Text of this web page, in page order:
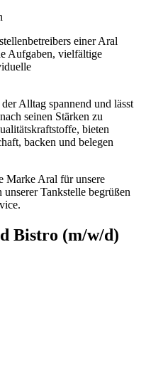
einer Aral
Aufgaben, vielfältige
Alltag spannend und lässt
seinen Stärken zu
bieten
backen und belegen
Marke Aral für unsere
Tankstelle begrüßen
Bistro (m/w/d)